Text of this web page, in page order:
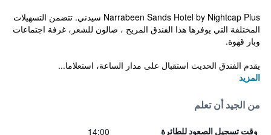
Narrabeen Sands Hotel by Nightcap Plus سيدني. تتضمن التسهيلات
المختلفة التي يوفرها هذا الفندق المريح ، صالون للشعر، غرفة اجتماعات
وبار قهوة.
يقدم الفندق الحديث استقبال على مدار الساعة، استعلاما...
المزيد
من الجيد أن تعلم
وقت تسجيل الصعود للطائرة 14:00